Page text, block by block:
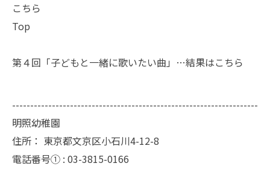
こちら
Top
第４回「子どもと一緒に歌いたい曲」…結果はこちら
--------------------------------------------------------------------
明照幼稚園
住所： 東京都文京区小石川4-12-8
電話番号① : 03-3815-0166